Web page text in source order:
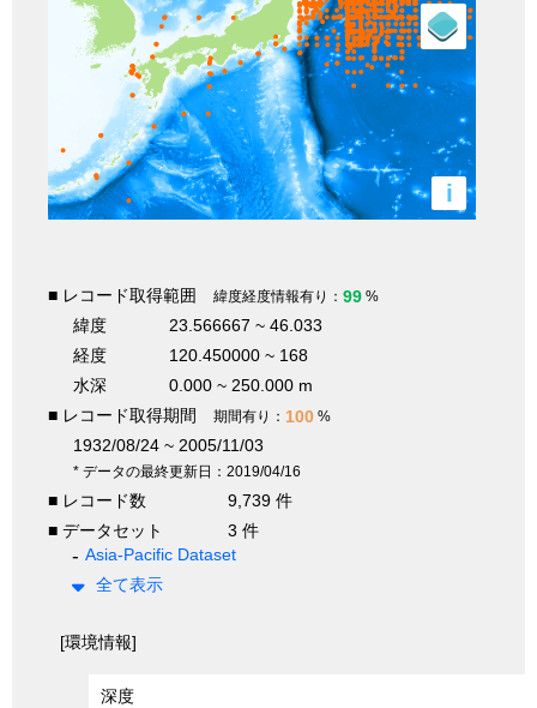
i
■ レコード取得範囲 緯度経度情報有り： 99 %
緯度
23.566667 ~ 46.033
経度
120.450000 ~ 168
水深
0.000 ~ 250.000 m
■ レコード取得期間
期間有り： 100 %
1932/08/24 ~ 2005/11/03
* データの最終更新日：2019/04/16
■ レコード数
9,739 件
■ データセット
3 件
Asia-Pacific Dataset
全て表示
[環境情報]
深度